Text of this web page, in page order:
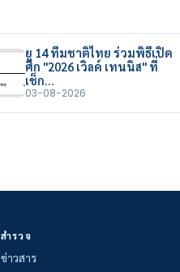
ยู 14 ทีมชาติไทย ร่วมพิธีเปิด
ศึก "2026 เวิลด์ เทนนิส" ที่
เช็ก…
03-08-2026
สำรวจ
ข่าวสาร